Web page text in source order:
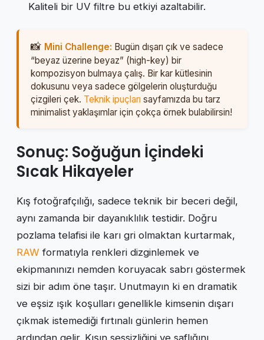
Kaliteli bir UV filtre bu etkiyi azaltabilir.
Mini Challenge: Bugün dışarı çık ve sadece
“beyaz üzerine beyaz” (high-key) bir
kompozisyon bulmaya çalış. Bir kar kütlesinin
dokusunu veya sadece gölgelerin oluşturduğu
çizgileri çek. Teknik ipuçları sayfamızda bu tarz
minimalist yaklaşımlar için çokça örnek bulabilirsin!
Sonuç: Soğuğun İçindeki
Sıcak Hikayeler
Kış fotoğrafçılığı, sadece teknik bir beceri değil,
aynı zamanda bir dayanıklılık testidir. Doğru
pozlama telafisi ile karı gri olmaktan kurtarmak,
RAW formatıyla renkleri dizginlemek ve
ekipmanınızı nemden koruyacak sabrı göstermek
sizi bir adım öne taşır. Unutmayın ki en dramatik
ve eşsiz ışık koşulları genellikle kimsenin dışarı
çıkmak istemediği fırtınalı günlerin hemen